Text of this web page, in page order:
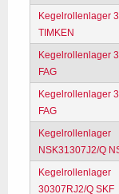
Kegelrollenlager
TIMKEN
Kegelrollenlager
FAG
Kegelrollenlager
FAG
Kegelrollenlager
NSK31307J2/Q
Kegelrollenlager
30307RJ2/Q SKF